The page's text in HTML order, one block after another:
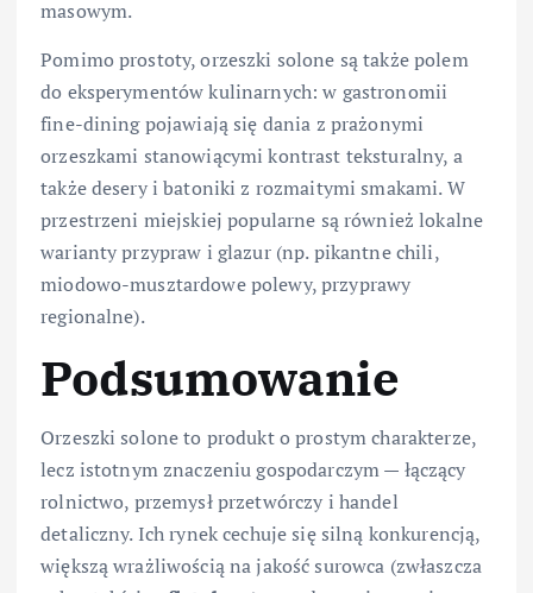
masowym.
Pomimo prostoty, orzeszki solone są także polem
do eksperymentów kulinarnych: w gastronomii
fine-dining pojawiają się dania z prażonymi
orzeszkami stanowiącymi kontrast teksturalny, a
także desery i batoniki z rozmaitymi smakami. W
przestrzeni miejskiej popularne są również lokalne
warianty przypraw i glazur (np. pikantne chili,
miodowo-musztardowe polewy, przyprawy
regionalne).
Podsumowanie
Orzeszki solone to produkt o prostym charakterze,
lecz istotnym znaczeniu gospodarczym — łączący
rolnictwo, przemysł przetwórczy i handel
detaliczny. Ich rynek cechuje się silną konkurencją,
większą wrażliwością na jakość surowca (zwłaszcza